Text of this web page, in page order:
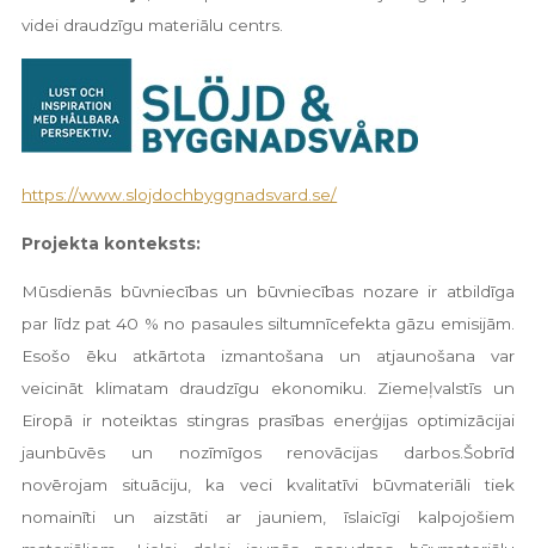
videi draudzīgu materiālu centrs.
https://www.slojdochbyggnadsvard.se/
Projekta konteksts:
Mūsdienās būvniecības un būvniecības nozare ir atbildīga
par līdz pat 40 % no pasaules siltumnīcefekta gāzu emisijām.
Esošo ēku atkārtota izmantošana un atjaunošana var
veicināt klimatam draudzīgu ekonomiku. Ziemeļvalstīs un
Eiropā ir noteiktas stingras prasības enerģijas optimizācijai
jaunbūvēs un nozīmīgos renovācijas darbos.Šobrīd
novērojam situāciju, ka veci kvalitatīvi būvmateriāli tiek
nomainīti un aizstāti ar jauniem, īslaicīgi kalpojošiem